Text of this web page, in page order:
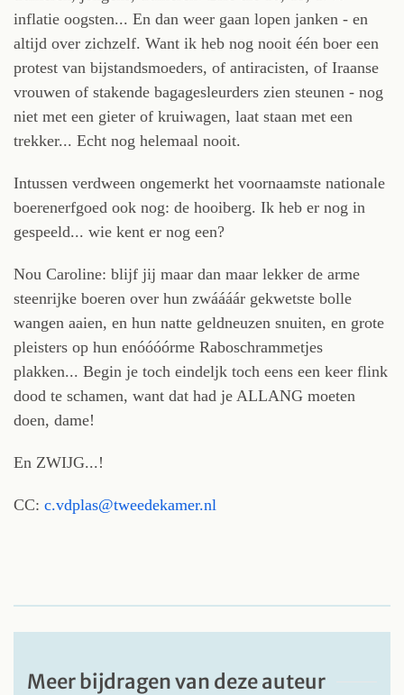
inflatie oogsten... En dan weer gaan lopen janken - en
altijd over zichzelf. Want ik heb nog nooit één boer een
protest van bijstandsmoeders, of antiracisten, of Iraanse
vrouwen of stakende bagagesleurders zien steunen - nog
niet met een gieter of kruiwagen, laat staan met een
trekker... Echt nog helemaal nooit.
Intussen verdween ongemerkt het voornaamste nationale
boerenerfgoed ook nog: de hooiberg. Ik heb er nog in
gespeeld... wie kent er nog een?
Nou Caroline: blijf jij maar dan maar lekker de arme
steenrijke boeren over hun zwáááár gekwetste bolle
wangen aaien, en hun natte geldneuzen snuiten, en grote
pleisters op hun enóóóórme Raboschrammetjes
plakken... Begin je toch eindeljk toch eens een keer flink
dood te schamen, want dat had je ALLANG moeten
doen, dame!
En ZWIJG...!
CC: c.vdplas@tweedekamer.nl
Meer bijdragen van deze auteur